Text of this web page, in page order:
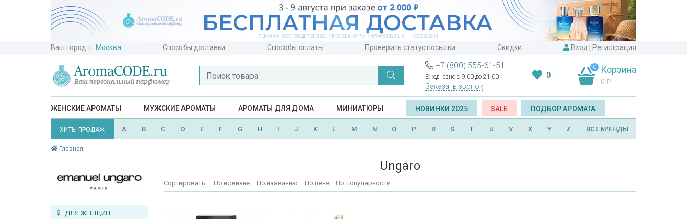
Ваш город: г. Москва Способы доставки Способы оплаты Проверить статус посылки Скидки Вход Регистрация
+7 (800) 555-61-51
Ежедневно с 9:00 до 21:00
Заказать звонок
0
0 Корзина
0 ₽
ЖЕНСКИЕ АРОМАТЫ МУЖСКИЕ АРОМАТЫ АРОМАТЫ ДЛЯ ДОМА МИНИАТЮРЫ НОВИНКИ 2025 SALE ПОДБОР АРОМАТА
ХИТЫ ПРОДАЖ A B C D E F G H I J K L M N O P R S T U V X Y Z ВСЕ БРЕНДЫ
Главная
ДЛЯ ЖЕНЩИН
Ungaro
Сортировать: По новизне По названию По цене По популярности